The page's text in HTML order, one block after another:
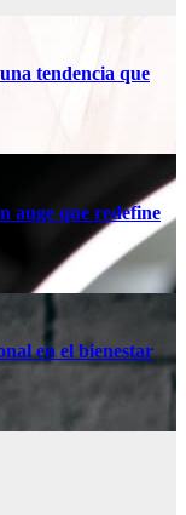
tendencia que
auge que redefine
en el bienestar